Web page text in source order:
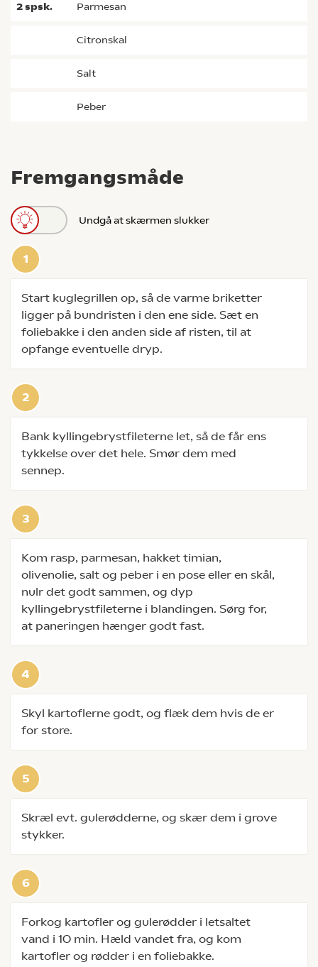
Fremgangsmåde
Undgå at skærmen slukker
Start kuglegrillen op, så de varme briketter
ligger på bundristen i den ene side. Sæt en
foliebakke i den anden side af risten, til at
opfange eventuelle dryp.
Bank kyllingebrystfileterne let, så de får ens
tykkelse over det hele. Smør dem med
sennep.
Kom rasp, parmesan, hakket timian,
olivenolie, salt og peber i en pose eller en skål,
nulr det godt sammen, og dyp
kyllingebrystfileterne i blandingen. Sørg for,
at paneringen hænger godt fast.
Skyl kartoflerne godt, og flæk dem hvis de er
for store.
Skræl evt. gulerødderne, og skær dem i grove
stykker.
Forkog kartofler og gulerødder i letsaltet
vand i 10 min. Hæld vandet fra, og kom
kartofler og rødder i en foliebakke.
2spsk. parmesan
citronskal
salt
peber